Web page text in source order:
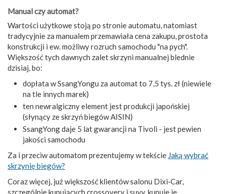
Manual czy automat?
Wartości użytkowe stoją po stronie automatu, natomiast
tradycyjnie za manualem przemawiała cena zakupu, prostota
konstrukcji i ew. możliwy rozruch samochodu "na pych".
Większość tych dawnych zalet skrzyni manualnej blednie
dzisiaj, bo:
dopłata w SsangYongu za automat to 7,5 tys. zł (niewiele
na tle innych marek)
ten newralgiczny element jest produkcji japońskiej
(słynący ze skrzyń biegów AISIN)
SsangYong daje 5 lat gwarancji na Tivoli - jest pewien
jakości samochodu
Za i przeciw automatom prezentujemy w tekście Jaką wybrać
skrzynię biegów?
Coraz więcej, już większość klientów salonu Dixi‑Car,
szczególnie kupujących crossovery i suvy, kupuje je